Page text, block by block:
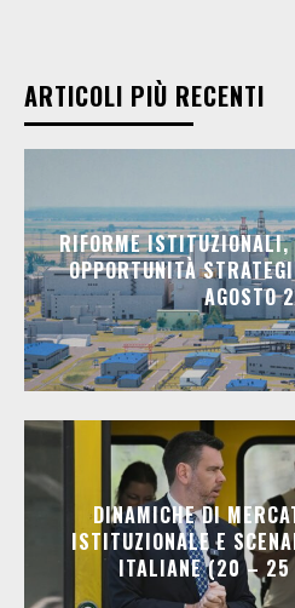
ARTICOLI PIÙ RECENTI
RIFORME ISTITUZIONALI,
OPPORTUNITÀ
AGOSTO
DINAMICHE DI
ISTITUZIONALE E
ITALIANE (20 – 25